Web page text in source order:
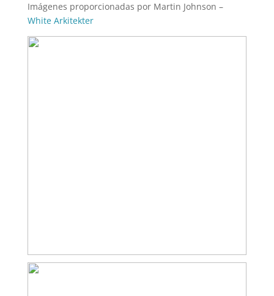
Imágenes proporcionadas por Martin Johnson –
White Arkitekter